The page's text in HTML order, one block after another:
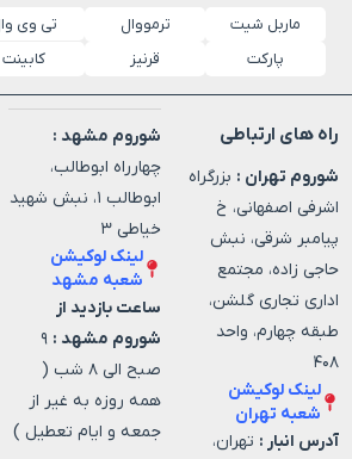
ماربل شیت ترمووال تی وی
پارکت
قرنیز کابینت
راه های ارتباطی
شوروم تهران : بزرگراه
اشرفی اصفهانی، خ
پیامبر شرقی، نبش
حاجی زاده، مجتمع
اداری تجاری گلشن،
طبقه چهارم، واحد
۴۰۸
لینک لوکیشن
شعبه تهران
آدرس انبار : تهران،
شوروم مشهد :
چهارراه ابوطالب،
ابوطالب ۱، نبش شهید
خیاطی ۳
لینک لوکیشن
شعبه مشهد
ساعت بازدید از
شوروم مشهد : ۹
صبح الی ۸ شب (
همه روزه به غیر از
جمعه و ایام تعطیل )